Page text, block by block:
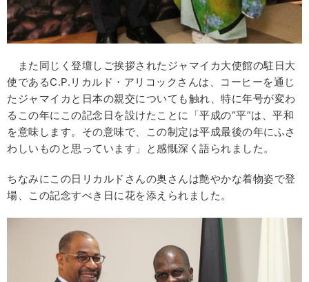
また同じく登壇しご挨拶されたジャマイカ大使館の駐日大
使であるC.P.リカルド・アリコックさんは、コーヒーを通じ
たジャマイカと日本の親交についても触れ、特に年号が変わ
るこの年にこの記念日を設けたことに「平成の“平”は、平和
を意味します。その意味で、この制定は平成最後の年にふさ
わしいものと思っています」と感慨深く語られました。
ちなみにこの日リカルドさんの奥さんは艶やかな着物姿で登
場、この記念すべき日に花を添えられました。